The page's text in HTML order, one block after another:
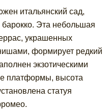
итальянский сад,
Эта небольшая
украшенных
формирует редкий
экзотическими
платформы, высота
статуя